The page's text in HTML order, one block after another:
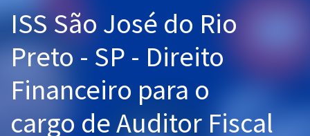
Cursos 20% OFF
Pós
Graduação
OAB
ISS São José do Rio
Preto - SP - Direito
Financeiro para o
cargo de Auditor Fiscal